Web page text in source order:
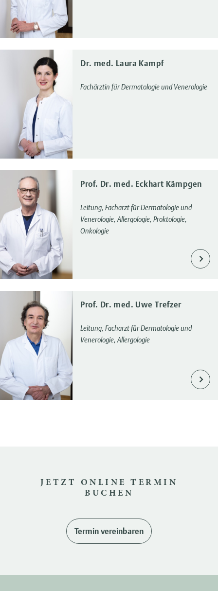
Dr. med. Laura Kampf
Fachärztin für Dermatologie und Venerologie
Prof. Dr. med. Eckhart Kämpgen
Leitung, Facharzt für Dermatologie und
Venerologie, Allergologie, Proktologie,
Onkologie
Prof. Dr. med. Uwe Trefzer
Leitung, Facharzt für Dermatologie und
Venerologie, Allergologie
JETZT ONLINE TERMIN
BUCHEN
Termin vereinbaren